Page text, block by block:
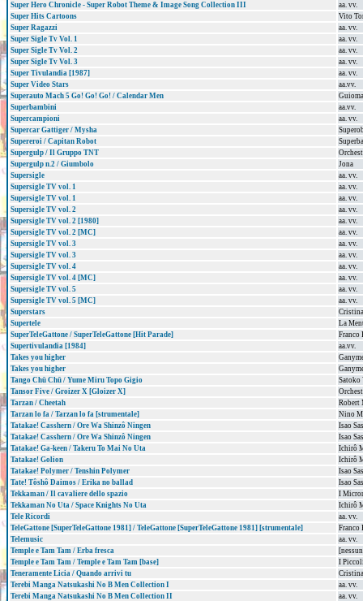
Super Hero Chronicle - Super Robot Theme & Image Song Collection III
aa. vv.
Super Hits Cartoons
Vito
Super Ragazzi
aa. vv.
Super Sigle Tv Vol. 1
aa. vv.
Super Sigle Tv Vol. 2
aa. vv.
Super Sigle Tv Vol. 3
aa. vv.
Super Tivulandia [1987]
aa. vv.
Super Video Stars
aa.vv.
Superauto Mach 5 Go! Go! Go! / Calendar Men
Superbambini
aa.vv.
Supercampioni
aa. vv.
Supercar Gattiger / Mysha
Supereroi / Capitan Robot
Supergulp / Il Gruppo TNT
Supergulp n.2 / Giumbolo
Jona
Supersigle
aa. vv.
Supersigle TV vol. 1
aa. vv.
Supersigle TV vol. 1
aa. vv.
Supersigle TV vol. 2
aa. vv.
Supersigle TV vol. 2 [1980]
aa. vv.
Supersigle TV vol. 2 [MC]
aa. vv.
Supersigle TV vol. 3
aa. vv.
Supersigle TV vol. 3
aa. vv.
Supersigle TV vol. 4
aa. vv.
Supersigle TV vol. 4 [MC]
aa. vv.
Supersigle TV vol. 5
aa. vv.
Supersigle TV vol. 5 [MC]
aa. vv.
Superstars
Supertele
La
SuperTeleGattone / SuperTeleGattone [Hit Parade]
Franco
Supertivulandia [1984]
aa.vv.
Takes you higher
Takes you higher
Tango Chū Chū / Yume Miru Topo Gigio
Satoko
Tansor Five / Groizer X [Gloizer X]
Tarzan / Cheetah
Robert
Tarzan lo fa / Tarzan lo fa [strumentale]
Nino
Tatakae! Casshern / Ore Wa Shinzô Ningen
Isao
Tatakae! Casshern / Ore Wa Shinzô Ningen
Isao
Tatakae! Ga-keen / Takeru To Mai No Uta
Ichirô
Tatakae! Golion
Ichirô
Tatakae! Polymer / Tenshin Polymer
Isao
Tate! Tôshô Daimos / Erika no ballad
Isao
Tekkaman / Il cavaliere dello spazio
I
Tekkaman No Uta / Space Knights No Uta
Ichirô
Tele Ricordi
aa. vv.
TeleGattone [SuperTeleGattone 1981] / TeleGattone [SuperTeleGattone 1981] [strumentale]
Franco
Telemusic
aa. vv.
Temple e Tam Tam / Erba fresca
Temple e Tam Tam / Temple e Tam Tam [base]
I
Teneramente Licia / Quando arrivi tu
Terebi Manga Natsukashi No B Men Collection I
aa. vv.
Terebi Manga Natsukashi No B Men Collection II
aa. vv.